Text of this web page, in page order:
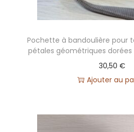
Pochette à bandoulière pour
pétales géométriques
30,50€
Ajouter au